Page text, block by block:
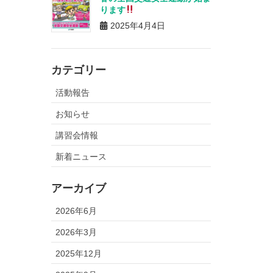
ります
2025年4月4日
カテゴリー
活動報告
お知らせ
講習会情報
新着ニュース
アーカイブ
2026年6月
2026年3月
2025年12月